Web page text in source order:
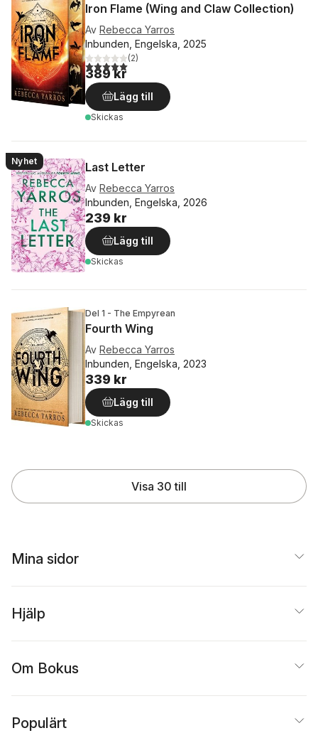
Iron Flame (Wing and Claw Collection)
Av Rebecca Yarros
Inbunden, Engelska, 2025
5,0utav 5 stjärnor. Totalt antal röster:
(2)
389 kr
Lägg till
Skickas
Nyhet Last Letter
Av Rebecca Yarros
Inbunden, Engelska, 2026
239 kr
Lägg till
Skickas
Del 1 - The Empyrean
Fourth Wing
Av Rebecca Yarros
Inbunden, Engelska, 2023
339 kr
Lägg till
Skickas
Visa 30 till
Mina sidor
Hjälp
Om Bokus
Populärt